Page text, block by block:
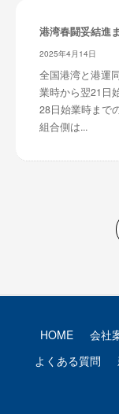
港湾春闘妥結進
2025年4月14日
全国港湾と港運
業時から翌21日
28日始業時まで
組合側は...
HOME 会社
よくある質問